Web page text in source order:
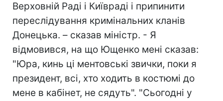
Верховній Раді і Київраді і припинити
переслідування кримінальних кланів
Донецька. – сказав міністр. - Я
відмовився, на що Ющенко мені сказав:
"Юра, кинь ці ментовські звички, поки я
президент, всі, хто ходить в костюмі до
мене в кабінет, не сядуть". "Сьогодні у